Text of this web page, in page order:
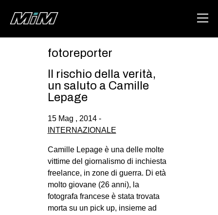
ABOUT
DEGENERAZIONE
CSOA LAMBRETTA
MSM
STUDENTI TSUNAMI
fotoreporter
Il rischio della verità,
un saluto a Camille
Lepage
15 Mag , 2014 -
INTERNAZIONALE
Camille Lepage è una delle molte
vittime del giornalismo di inchiesta
freelance, in zone di guerra. Di età
molto giovane (26 anni), la
fotografa francese è stata trovata
morta su un pick up, insieme ad